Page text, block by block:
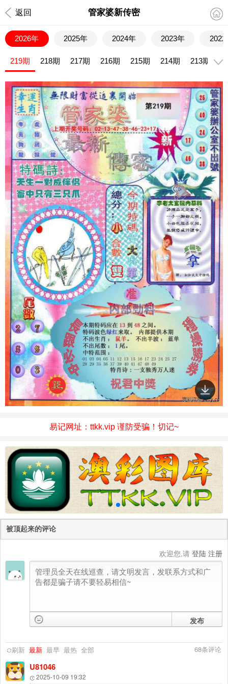
返回 管家婆新传密
2026年 2025年 2024年 2023年 2022
219期 218期 217期 216期 215期 214期 213期
易记网址：ttkk.vip 谨防受骗！切记~